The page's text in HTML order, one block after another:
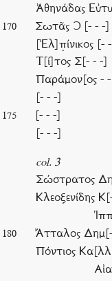
Ἀθηνάδας
170
Σωτᾶς Ͻ [- - -]
[Ἐλ]π̣ίνικος [- -
Τ[ί]τος Σ[- - -]
Παράμον[ος -
[- - -]
175
[- - -]
[- - -]
col. 3
Σώστρατος
Κλεοξενίδης
180
Ἄτταλος Δημ[-
Πόντιος